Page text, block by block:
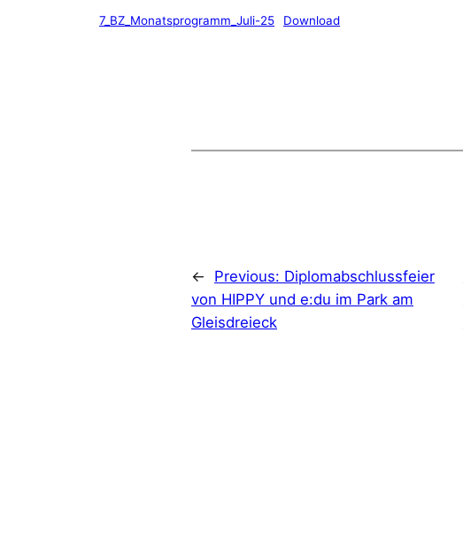
7_BZ_Monatsprogramm_Juli-25 Download
← Previous: Diplomabschlussfeier
von HIPPY und e:du im Park am
Gleisdreieck